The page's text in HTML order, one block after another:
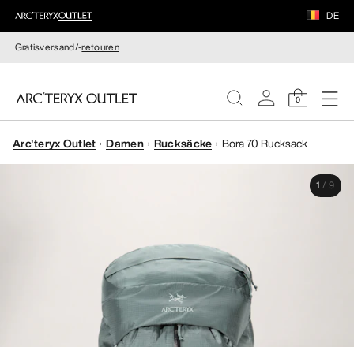
DE
Gratisversand/-retouren
0
DAMEN
Arc'teryx Outlet Damen Rucksäcke Bora 70 Rucksack
1 / 9